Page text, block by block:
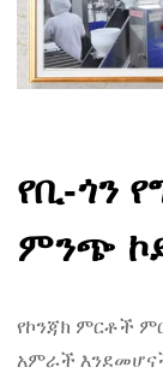
የቢ-ጎን
ምንጭ
የኮንጃክ ምርቶች
አምራች